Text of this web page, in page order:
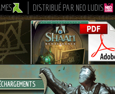
DISTRIBUÉ PAR NEO LUDIS